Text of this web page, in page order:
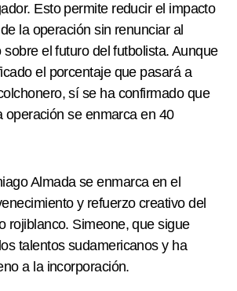
Esto permite reducir el impacto
la operación sin renunciar al
el futuro del futbolista. Aunque
el porcentaje que pasará a
sí se ha confirmado que
operación se enmarca en 40
Almada se enmarca en el
y refuerzo creativo del
rojiblanco. Simeone, que sigue
talentos sudamericanos y ha
a la incorporación.